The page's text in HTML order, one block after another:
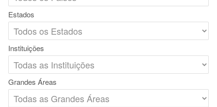
Estados
Instituições
Grandes Áreas